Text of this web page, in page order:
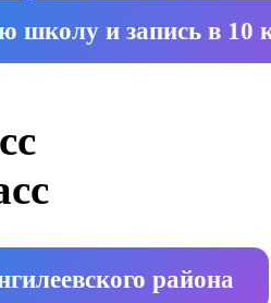
школу и запись в 10
района